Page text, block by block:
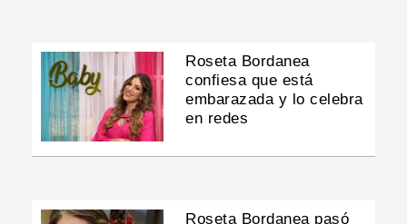
Roseta Bordanea
confiesa que está
embarazada y lo celebra
en redes
Roseta Bordanea pasó